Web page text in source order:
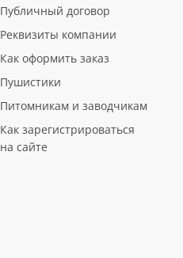
Публичный договор
Реквизиты компании
Как оформить заказ
Пушистики
Питомникам и заводчикам
Как зарегистрироваться
на сайте